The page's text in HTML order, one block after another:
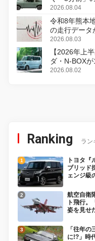
2026.08.04
令和8年熊本
の走行データ
2026.08.03
【2026年上
ダ・N-BOX
感
2026.08.02
Ranking ラン
トヨタ
ブリッド
ェンジ級
航空自衛
ト飛行
姿を見せ
「往年
に!?」時